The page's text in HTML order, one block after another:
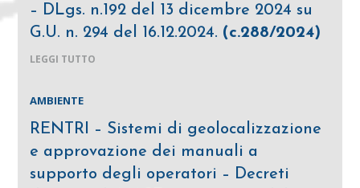
– DLgs. n.192 del 13 dicembre 2024 su
G.U. n. 294 del 16.12.2024. (c.288/2024)
LEGGI TUTTO
AMBIENTE
RENTRI – Sistemi di geolocalizzazione
e approvazione dei manuali a
supporto degli operatori – Decreti